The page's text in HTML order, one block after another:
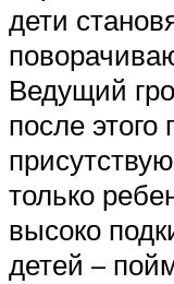
дети
Ведущий
после этого
только
высоко
детей –